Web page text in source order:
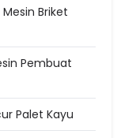
Briket
Pembuat
Palet Kayu